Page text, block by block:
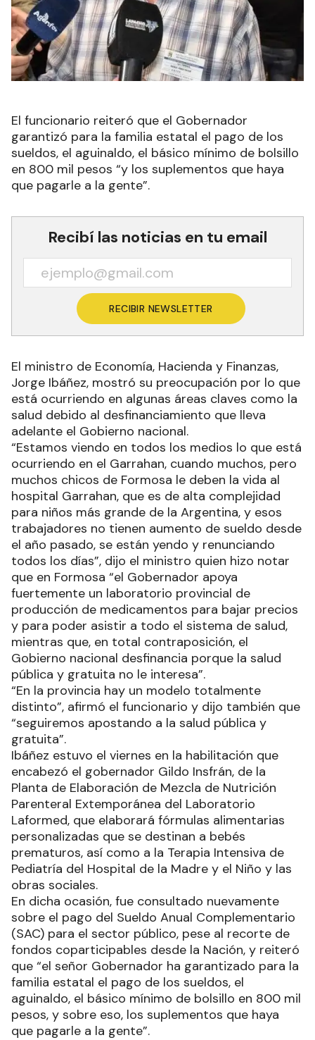
El funcionario reiteró que el Gobernador
garantizó para la familia estatal el pago de los
sueldos, el aguinaldo, el básico mínimo de bolsillo
en 800 mil pesos “y los suplementos que haya
que pagarle a la gente”.
Recibí las noticias en tu email
RECIBIR NEWSLETTER
El ministro de Economía, Hacienda y Finanzas,
Jorge Ibáñez, mostró su preocupación por lo que
está ocurriendo en algunas áreas claves como la
salud debido al desfinanciamiento que lleva
adelante el Gobierno nacional.
“Estamos viendo en todos los medios lo que está
ocurriendo en el Garrahan, cuando muchos, pero
muchos chicos de Formosa le deben la vida al
hospital Garrahan, que es de alta complejidad
para niños más grande de la Argentina, y esos
trabajadores no tienen aumento de sueldo desde
el año pasado, se están yendo y renunciando
todos los días”, dijo el ministro quien hizo notar
que en Formosa “el Gobernador apoya
fuertemente un laboratorio provincial de
producción de medicamentos para bajar precios
y para poder asistir a todo el sistema de salud,
mientras que, en total contraposición, el
Gobierno nacional desfinancia porque la salud
pública y gratuita no le interesa”.
“En la provincia hay un modelo totalmente
distinto”, afirmó el funcionario y dijo también que
“seguiremos apostando a la salud pública y
gratuita”.
Ibáñez estuvo el viernes en la habilitación que
encabezó el gobernador Gildo Insfrán, de la
Planta de Elaboración de Mezcla de Nutrición
Parenteral Extemporánea del Laboratorio
Laformed, que elaborará fórmulas alimentarias
personalizadas que se destinan a bebés
prematuros, así como a la Terapia Intensiva de
Pediatría del Hospital de la Madre y el Niño y las
obras sociales.
En dicha ocasión, fue consultado nuevamente
sobre el pago del Sueldo Anual Complementario
(SAC) para el sector público, pese al recorte de
fondos coparticipables desde la Nación, y reiteró
que “el señor Gobernador ha garantizado para la
familia estatal el pago de los sueldos, el
aguinaldo, el básico mínimo de bolsillo en 800 mil
pesos, y sobre eso, los suplementos que haya
que pagarle a la gente”.